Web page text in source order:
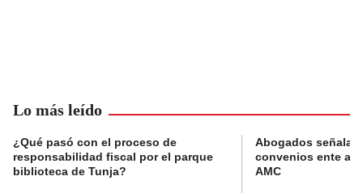
Lo más leído
¿Qué pasó con el proceso de
responsabilidad fiscal por el parque
biblioteca de Tunja?
Abogados
convenios ente
AMC